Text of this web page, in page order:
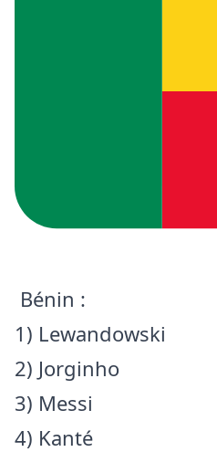
Bénin :
1) Lewandowski
2) Jorginho
3) Messi
4) Kanté